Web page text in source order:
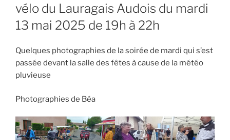
vélo du Lauragais Audois du mardi
13 mai 2025 de 19h à 22h
Quelques photographies de la soirée de mardi qui s’est
passée devant la salle des fêtes à cause de la météo
pluvieuse
Photographies de Béa